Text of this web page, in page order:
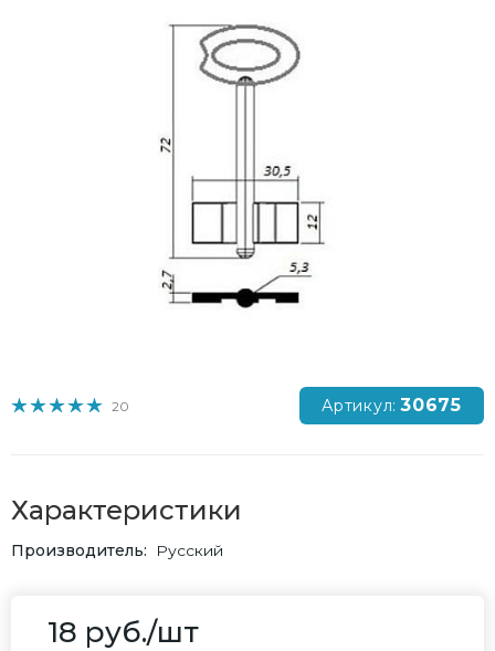
20 Артикул: 30675
Характеристики
Производитель Русский
18 руб./шт